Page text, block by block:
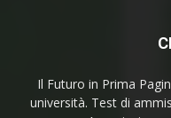
Il Futuro in Prima
università. Test di